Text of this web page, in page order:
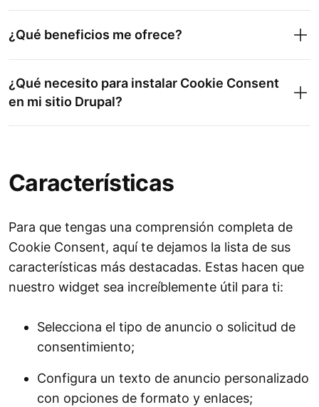
¿Qué beneficios me ofrece?
¿Qué necesito para instalar Cookie Consent
en mi sitio Drupal?
Características
Para que tengas una comprensión completa de
Cookie Consent, aquí te dejamos la lista de sus
características más destacadas. Estas hacen que
nuestro widget sea increíblemente útil para ti:
Selecciona el tipo de anuncio o solicitud de
consentimiento;
Configura un texto de anuncio personalizado
con opciones de formato y enlaces;